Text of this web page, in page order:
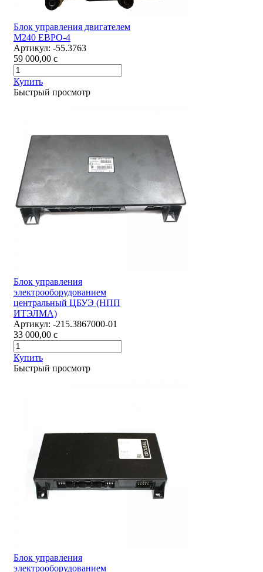
Блок управления двигателем
М240 ЕВРО-4
Артикул: -55.3763
59 000,00 c
Купить
Быстрый просмотр
Блок управления
электрооборудованием
центральный ЦБУЭ (НПП
ИТЭЛМА)
Артикул: -215.3867000-01
33 000,00 c
Купить
Быстрый просмотр
Блок управления
электрооборудованием